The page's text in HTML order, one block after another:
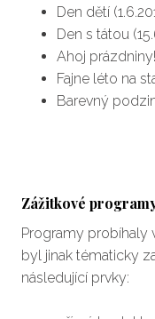
Den dětí
Den s tátou
Ahoj
Fajne léto na
Barevný
Zážitkové
Programy probíhaly
byl jinak tématicky
následující prvky: